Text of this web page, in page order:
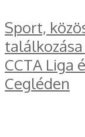
Sport,
CCTA Liga
Cegléden